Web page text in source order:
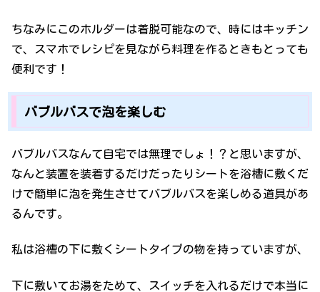
ちなみにこのホルダーは着脱可能なので、時にはキッチン
で、スマホでレシピを見ながら料理を作るときもとっても
便利です！
バブルバスで泡を楽しむ
バブルバスなんて自宅では無理でしょ！？と思いますが、
なんと装置を装着するだけだったりシートを浴槽に敷くだ
けで簡単に泡を発生させてバブルバスを楽しめる道具があ
るんです。
私は浴槽の下に敷くシートタイプの物を持っていますが、
下に敷いてお湯をためて、スイッチを入れるだけで本当に